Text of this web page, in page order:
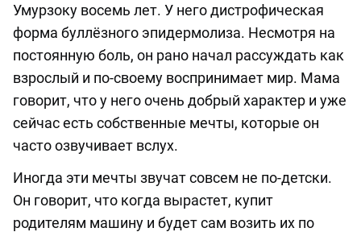
Умурзоку восемь лет. У него дистрофическая
форма буллёзного эпидермолиза. Несмотря на
постоянную боль, он рано начал рассуждать как
взрослый и по-своему воспринимает мир. Мама
говорит, что у него очень добрый характер и уже
сейчас есть собственные мечты, которые он
часто озвучивает вслух.
Иногда эти мечты звучат совсем не по-детски.
Он говорит, что когда вырастет, купит
родителям машину и будет сам возить их по